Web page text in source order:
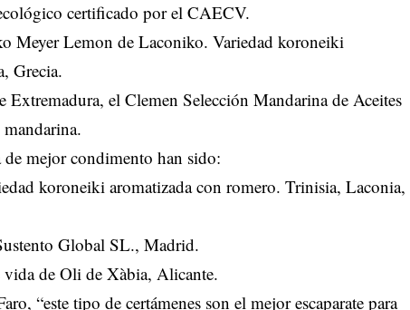
certificado por el CAECV.
Meyer Lemon de Laconiko. Variedad koroneiki
Grecia.
Extremadura, el Clemen Selección Mandarina de Aceites
de mejor condimento han sido:
koroneiki aromatizada con romero. Trinisia, Laconia,
Global SL., Madrid.
de Oli de Xàbia, Alicante.
“este tipo de certámenes son el mejor escaparate para